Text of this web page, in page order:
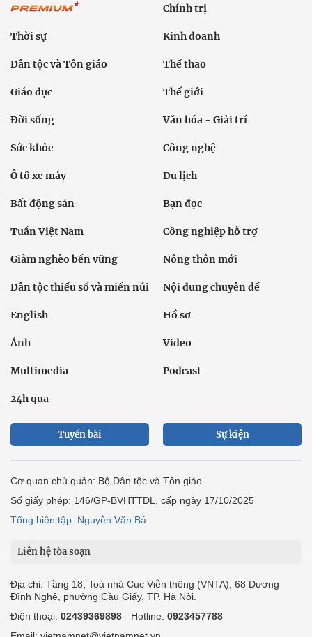
Chính trị
Thời sự Kinh doanh
Dân tộc và Tôn giáo Thể thao
Giáo dục Thế giới
Đời sống Văn hóa - Giải trí
Sức khỏe Công nghệ
Ô tô xe máy Du lịch
Bất động sản Bạn đọc
Tuần Việt Nam Công nghiệp hỗ trợ
Giảm nghèo bền vững Nông thôn mới
Dân tộc thiểu số và miền núi Nội dung chuyên đề
English Hồ sơ
Ảnh Video
Multimedia Podcast
24h qua
Tuyến bài Sự kiện
Cơ quan chủ quản: Bộ Dân tộc và Tôn giáo
Số giấy phép: 146/GP-BVHTTDL, cấp ngày 17/10/2025
Tổng biên tập: Nguyễn Văn Bá
Liên hệ tòa soạn
Địa chỉ: Tầng 18, Toà nhà Cục Viễn thông (VNTA), 68 Dương
Đình Nghệ, phường Cầu Giấy, TP. Hà Nội.
Điện thoại: 02439369898 - Hotline: 0923457788